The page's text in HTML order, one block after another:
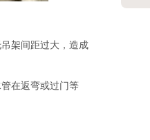
架间距过大，造成
在返弯或过门等